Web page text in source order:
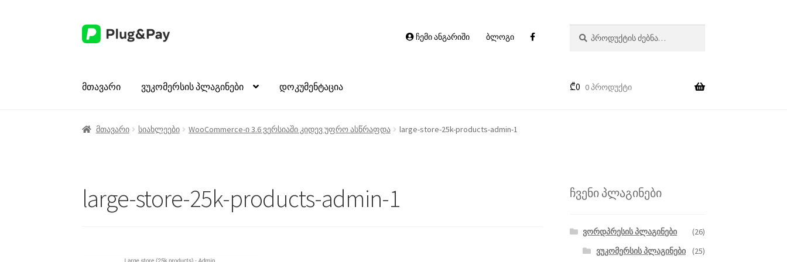
ნავიგაციაზე
გადასვლა
შიგთავსზე
გადასვლა
ჩემი ანგარიში ბლოგი
მთავარი ვუკომერსის პლაგინები დოკუმენტაცია ₾0 0 პროდუქტი
მთავარი სიახლეები WooCommerce-ი 3.6 ვერსიაში კიდევ უფრო ასწრაფდა large-store-25k-products-admin-1
large-store-25k-products-admin-1 ჩვენი პლაგინები
ვორდპრესის პლაგინები
(26)
ვუკომერსის პლაგინები
(25)